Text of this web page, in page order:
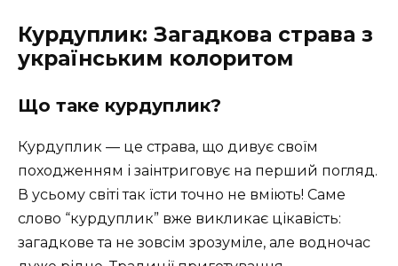
Курдуплик: Загадкова страва з
українським колоритом
Що таке курдуплик?
Курдуплик — це страва, що дивує своїм
походженням і заінтриговує на перший погляд.
В усьому світі так їсти точно не вміють! Саме
слово “курдуплик” вже викликає цікавість:
загадкове та не зовсім зрозуміле, але водночас